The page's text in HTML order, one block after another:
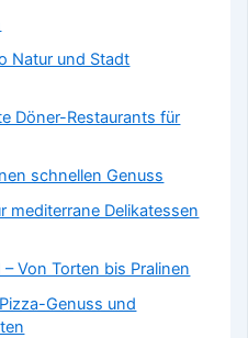
Natur und Stadt
Döner-Restaurants für
schnellen Genuss
mediterrane Delikatessen
Von Torten bis Pralinen
Genuss und